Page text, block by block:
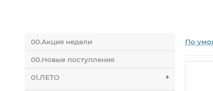
00.Акция недели
00.Новые поступления
01.ЛЕТО +
По